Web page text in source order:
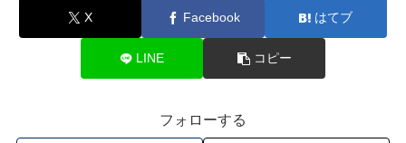
X Facebook はてブ
LINE コピー
フォローする